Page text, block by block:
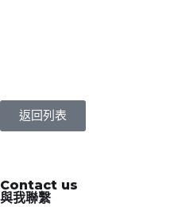
返回列表
Contact us
與我聯繫